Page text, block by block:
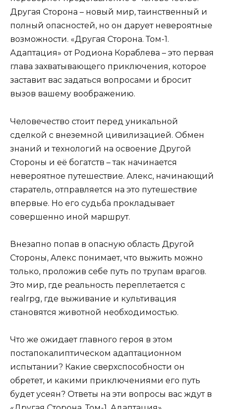
Другая Сторона – новый мир, таинственный и
полный опасностей, но он дарует невероятные
возможности. «Другая Сторона. Том-1.
Адаптация» от Родиона Кораблева – это первая
глава захватывающего приключения, которое
заставит вас задаться вопросами и бросит
вызов вашему воображению.
Человечество стоит перед уникальной
сделкой с внеземной цивилизацией. Обмен
знаний и технологий на освоение Другой
Стороны и её богатств – так начинается
невероятное путешествие. Алекс, начинающий
старатель, отправляется на это путешествие
впервые. Но его судьба прокладывает
совершенно иной маршрут.
Внезапно попав в опасную область Другой
Стороны, Алекс понимает, что выжить можно
только, проложив себе путь по трупам врагов.
Это мир, где реальность переплетается с
realrpg, где выживание и культивация
становятся животной необходимостью.
Что же ожидает главного героя в этом
постапокалиптическом адаптационном
испытании? Какие сверхспособности он
обретет, и какими приключениями его путь
будет усеян? Ответы на эти вопросы вас ждут в